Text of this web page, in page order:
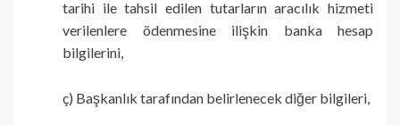
tarihi ile tahsil edilen tutarların aracılık hizmeti
verilenlere ödenmesine ilişkin banka hesap
bilgilerini,
ç) Başkanlık tarafından belirlenecek diğer bilgileri,